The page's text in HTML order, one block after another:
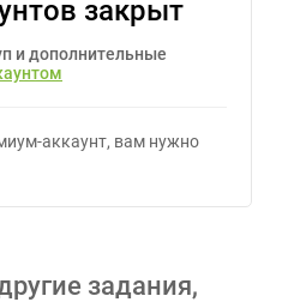
закрыт
и дополнительные
аккаунт, вам нужно
задания,